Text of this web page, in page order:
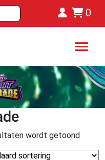
0
wordt getoond